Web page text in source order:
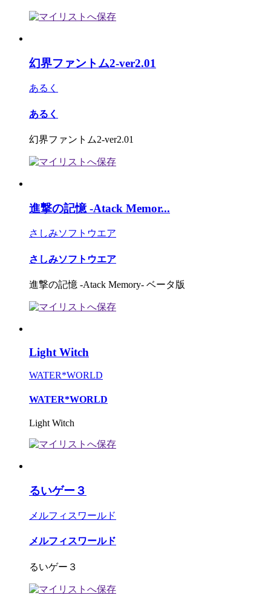
幻界ファントム2-ver2.01
あるく
あるく
幻界ファントム2-ver2.01
進撃の記憶 -Atack Memor...
さしみソフトウエア
さしみソフトウエア
進撃の記憶 -Atack Memory- ベータ版
Light Witch
WATER*WORLD
WATER*WORLD
Light Witch
るいゲー３
メルフィスワールド
メルフィスワールド
るいゲー３